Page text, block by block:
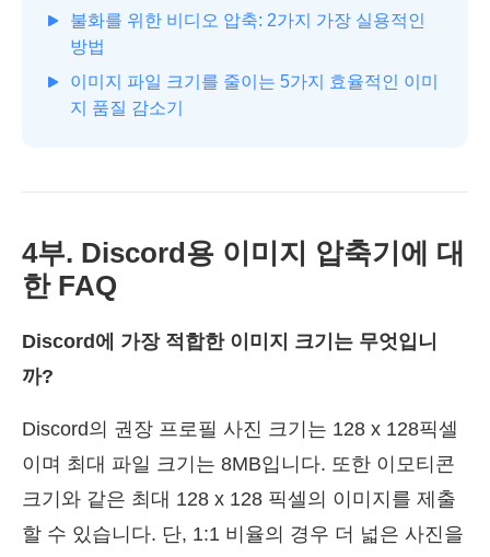
불화를 위한 비디오 압축: 2가지 가장 실용적인
방법
이미지 파일 크기를 줄이는 5가지 효율적인 이미
지 품질 감소기
4부. Discord용 이미지 압축기에 대
한 FAQ
Discord에 가장 적합한 이미지 크기는 무엇입니
까?
Discord의 권장 프로필 사진 크기는 128 x 128픽셀
이며 최대 파일 크기는 8MB입니다. 또한 이모티콘
크기와 같은 최대 128 x 128 픽셀의 이미지를 제출
할 수 있습니다. 단, 1:1 비율의 경우 더 넓은 사진을